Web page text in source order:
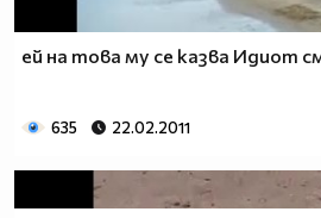
ей на това му се казва Идиот
635 22.02.2011